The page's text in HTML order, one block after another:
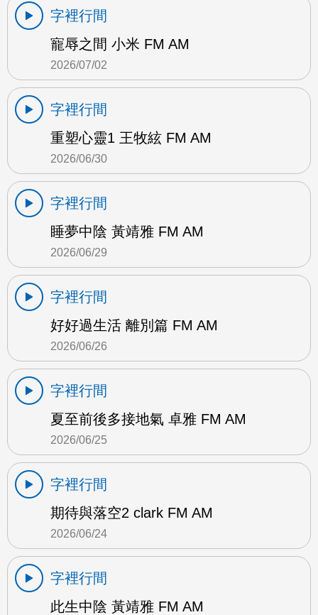
字裡行間
寵辱之間 小米 FM AM
2026/07/02
字裡行間
重塑心靈1 王牧絃 FM AM
2026/06/30
字裡行間
睡夢中陰 黃靖雅 FM AM
2026/06/29
字裡行間
好好過生活 離別篇 FM AM
2026/06/26
字裡行間
夏至前後多接地氣 卓雅 FM AM
2026/06/25
字裡行間
期待與落空2 clark FM AM
2026/06/24
字裡行間
此生中陰 黃靖雅 FM AM